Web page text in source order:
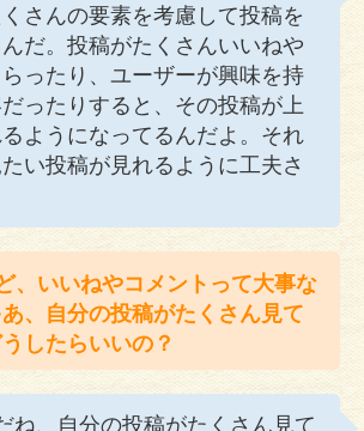
さんの要素を考慮して投稿を
だ。投稿がたくさんいいねや
ったり、ユーザーが興味を持
ったりすると、その投稿が上
ようになってるんだよ。それ
い投稿が見れるように工夫さ
、いいねやコメントって大事な
、自分の投稿がたくさん見て
したらいいの？
ね、自分の投稿がたくさん見て